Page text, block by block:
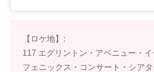
【ロケ地】:
117 エグリントン・アベニュー・
フェニックス・コンサート・シア